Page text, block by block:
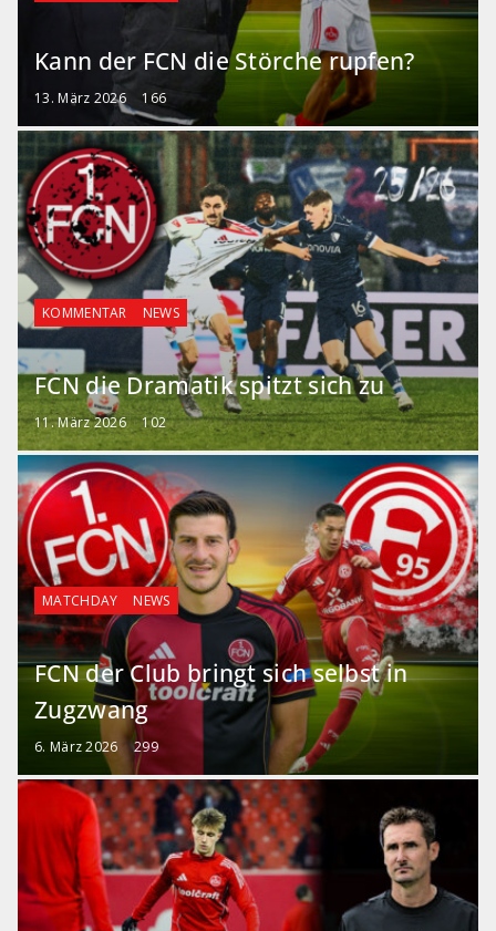
Kann der FCN die Störche rupfen?
13. März 2026 166
KOMMENTAR NEWS
FCN die Dramatik spitzt sich zu
11. März 2026 102
MATCHDAY NEWS
FCN der Club bringt sich selbst in
Zugzwang
6. März 2026 299